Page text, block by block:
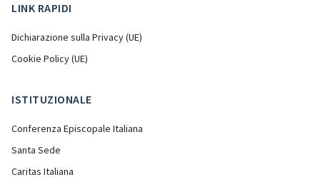
LINK RAPIDI
Dichiarazione sulla Privacy (UE)
Cookie Policy (UE)
ISTITUZIONALE
Conferenza Episcopale Italiana
Santa Sede
Caritas Italiana